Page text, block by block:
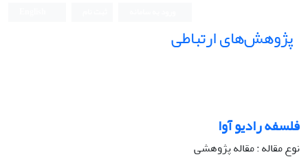
پژوهش‌های ارتباطی
فلسفه رادیو آوا
نوع مقاله : مقاله پژوهشی